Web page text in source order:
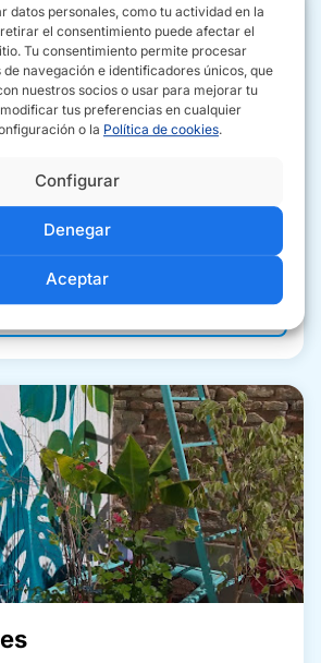
datos personales, como tu actividad en la
el consentimiento puede afectar el
Tu consentimiento permite procesar
navegación e identificadores únicos, que
nuestros socios o usar para mejorar tu
tus preferencias en cualquier
o la Política de cookies.
Aceptar
Denegar
Configurar